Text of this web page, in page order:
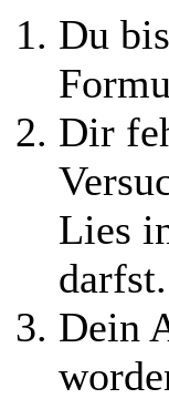
Du
Dir
Lies
darfst.
Dein